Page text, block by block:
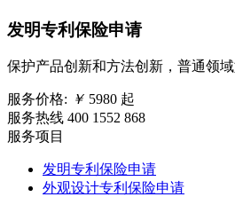
发明专利保险申请
保护产品创新和方法创新，普通领
服务价格: ￥ 5980 起
服务热线 400 1552 868
服务项目
发明专利保险申请
外观设计专利保险申请